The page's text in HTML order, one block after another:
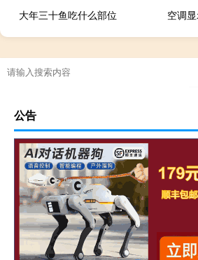
大年三十鱼吃什么部位
空调
公告